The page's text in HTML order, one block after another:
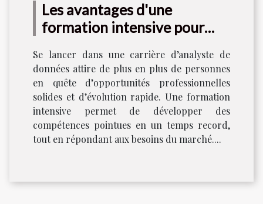
Les avantages d'une
formation intensive pour
Se lancer dans une carrière d’analyste de
données attire de plus en plus de personnes
en quête d’opportunités professionnelles
solides et d’évolution rapide. Une formation
intensive permet de développer des
compétences pointues en un temps record,
tout en répondant aux besoins du marché....